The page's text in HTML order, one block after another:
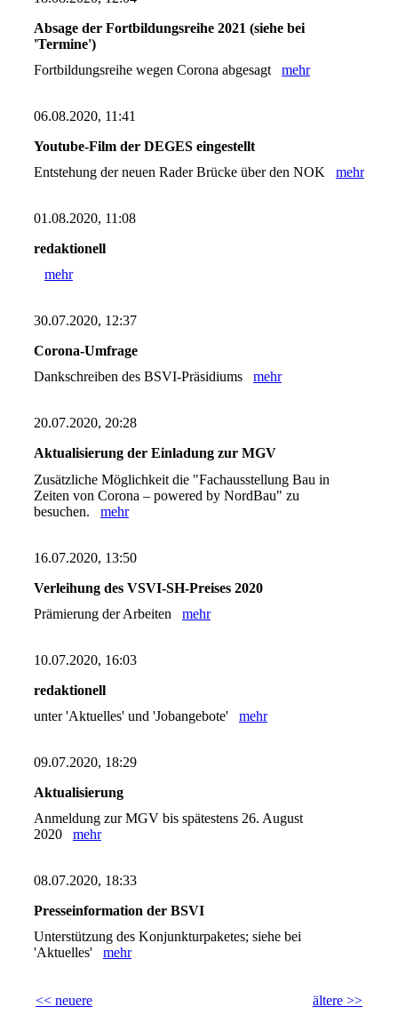
Absage der Fortbildungsreihe 2021 (siehe bei
'Termine')
Fortbildungsreihe wegen Corona abgesagt mehr
06.08.2020, 11:41
Youtube-Film der DEGES eingestellt
Entstehung der neuen Rader Brücke über den NOK mehr
01.08.2020, 11:08
redaktionell
mehr
30.07.2020, 12:37
Corona-Umfrage
Dankschreiben des BSVI-Präsidiums mehr
20.07.2020, 20:28
Aktualisierung der Einladung zur MGV
Zusätzliche Möglichkeit die "Fachausstellung Bau in
Zeiten von Corona – powered by NordBau" zu
besuchen. mehr
16.07.2020, 13:50
Verleihung des VSVI-SH-Preises 2020
Prämierung der Arbeiten mehr
10.07.2020, 16:03
redaktionell
unter 'Aktuelles' und 'Jobangebote' mehr
09.07.2020, 18:29
Aktualisierung
Anmeldung zur MGV bis spätestens 26. August
2020 mehr
08.07.2020, 18:33
Presseinformation der BSVI
Unterstützung des Konjunkturpaketes; siehe bei
'Aktuelles' mehr
<< neuere ältere >>